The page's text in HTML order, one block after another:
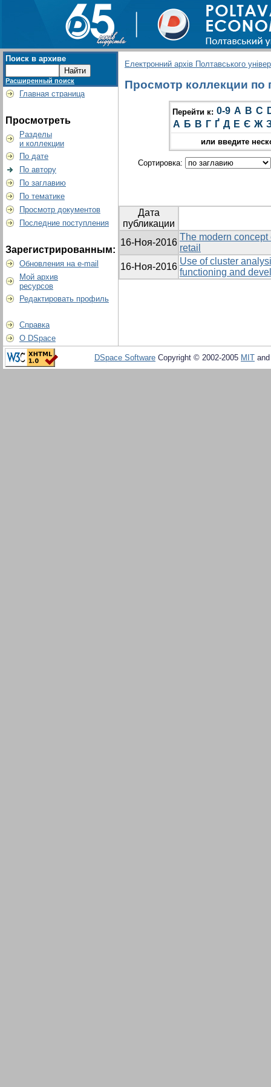
Поиск в архиве
Расширенный поиск
Главная страница
Просмотреть
Разделы
и коллекции
По дате
По автору
По заглавию
По тематике
Просмотр документов
Последние поступления
Зарегистрированным:
Обновления на e-mail
Мой архив
ресурсов
Редактировать профиль
Справка
О DSpace
Електронний архів Полтавського
Просмотр коллекции по
Перейти к: 0-9 A B C
А Б В Г Ґ Д Е Є Ж
или введите
Сортировка:
Дата
публикации
16-Ноя-2016
The modern
retail
16-Ноя-2016
Use of cluster
functioning and
DSpace Software Copyright © 2002-2005 MIT